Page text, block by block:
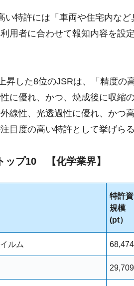
特許には「車両や住宅内な
用者に合わせて報知内容を設
昇した8位のJSRは、「精度の
に優れ、かつ、焼成後に収縮
線性、光透過性に優れ、かつ
目度の高い特許として挙げら
プ10 【化学業界】
特許
規模
(pt）
ルム 68,474
29,709